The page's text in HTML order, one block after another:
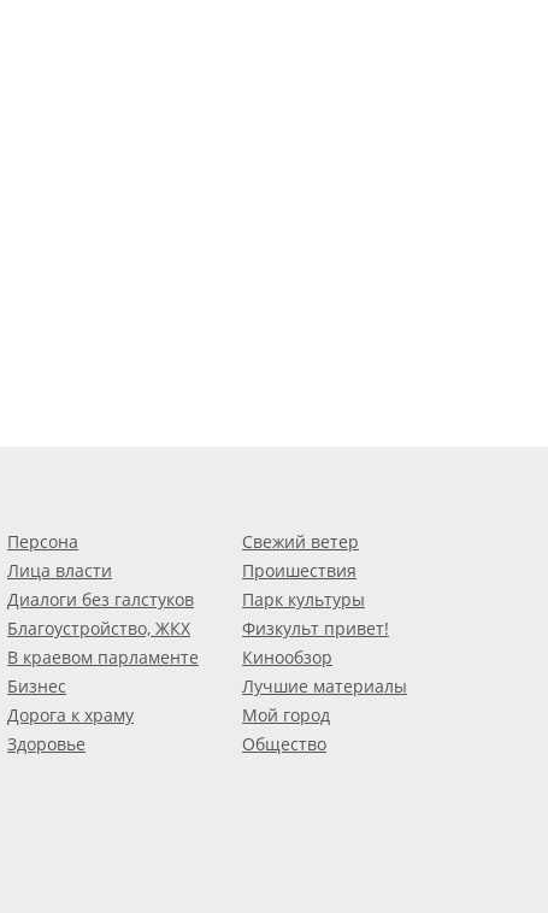
Персона
Лица власти
Диалоги без галстуков
Благоустройство, ЖКХ
В краевом парламенте
Бизнес
Дорога к храму
Здоровье
Свежий ветер
Проишествия
Парк культуры
Физкульт привет!
Кинообзор
Лучшие материалы
Мой город
Общество